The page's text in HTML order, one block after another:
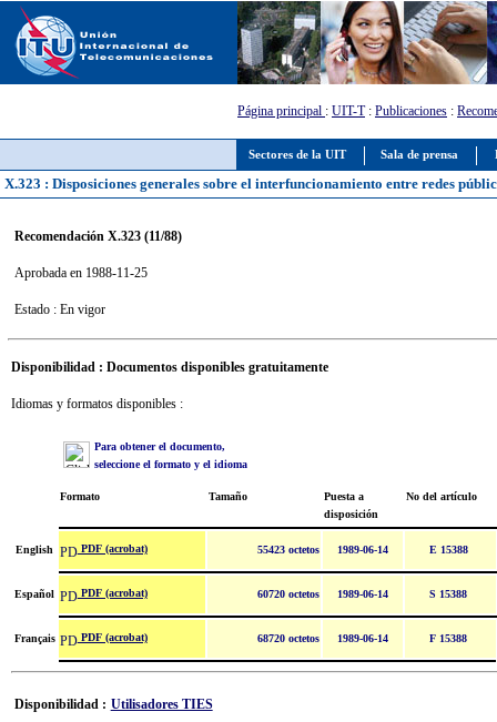
Sectores de la UIT Sala de prensa
Página principal : UIT-T: Publicaciones :
X.323 : Disposiciones generales sobre el interfuncionamiento entre redes
Recomendación X.323 (11/88)
Aprobada en 1988-11-25
Estado : En vigor
Disponibilidad : Documentos disponibles gratuitamente
Idiomas y formatos disponibles :
Para obtener el documento,
seleccione el formato y el idioma
Formato Tamaño
Puesta a
disposición
No del artículo
English PDF (acrobat) 55423 octetos 1989-06-14 E 15388
Español PDF (acrobat) 60720 octetos 1989-06-14 S 15388
Français PDF (acrobat) 68720 octetos 1989-06-14 F 15388
Disponibilidad : Utilisadores TIES